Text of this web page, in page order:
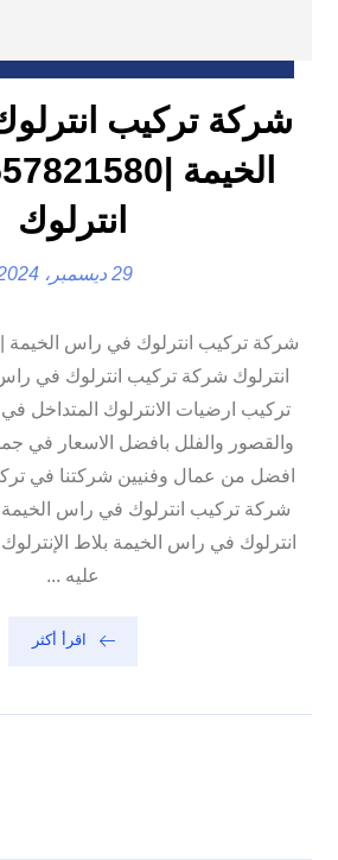
شركة تركيب
انترلوك
29 ديسمبر، 2024
تركيب ارضيات الانترلوك المتداخل
والقصور والفلل بافضل الاسعار في
افضل من عمال وفنيين شركتنا في
شركة تركيب انترلوك في راس
انترلوك في راس الخيمة بلاط
عليه ...
اقرأ أكثر